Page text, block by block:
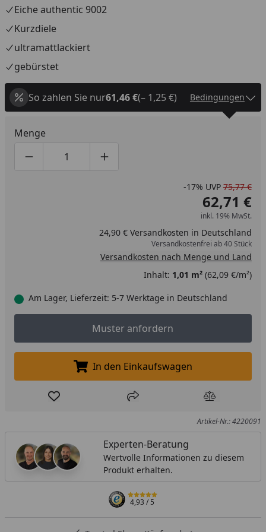
Eiche authentic 9002
Kurzdiele
ultramattlackiert
gebürstet
So zahlen Sie nur61,46 €(– 1,25 €) Bedingungen
Menge
Produktmenge um eins verringern
Produktmenge manuell eingeben
Produktmenge um eins erhöhen
-17% UVP 75,77 €
62,71 €
inkl. 19% MwSt.
24,90 € Versandkosten in Deutschland
Versandkostenfrei ab 40 Stück
Versandkosten nach Menge und Land
Inhalt: 1,01 m²(62,09 €/m²)
Am Lager, Lieferzeit: 5-7 Werktage in Deutschland
Muster anfordern
Muster anfordern
In den Einkaufswagen legen
In den Einkaufswagen
Produkt zur Wunschliste hinzufügen
Teilen Produkt
Artikel-Nr.: 4220091
Experten-Beratung
Wertvolle Informationen zu diesem
Produkt erhalten.
4,93/ 5